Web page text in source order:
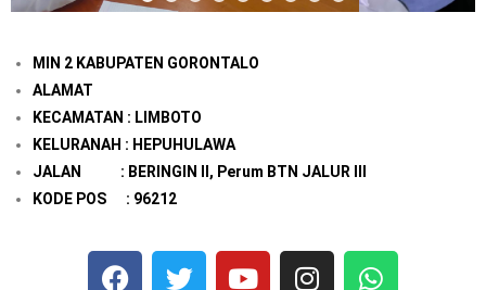
MIN 2 KABUPATEN GORONTALO
ALAMAT
KECAMATAN : LIMBOTO
KELURANAH : HEPUHULAWA
JALAN : BERINGIN II, Perum BTN JALUR III
KODE POS : 96212